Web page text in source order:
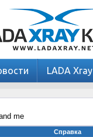
LADA Xray
me
Справка